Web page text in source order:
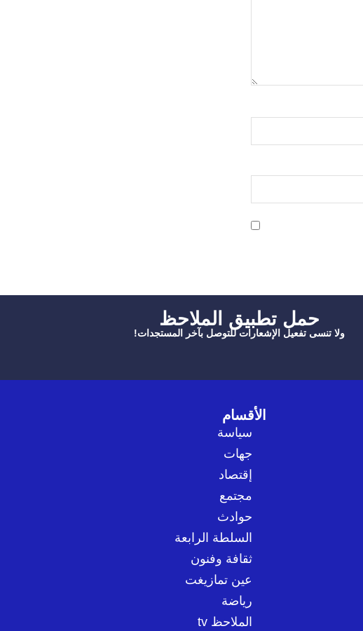
‫حمل تطبيق الملاحظ
ولا تنسى تفعيل الإشعارات للتوصل بآخر المستجدات!
الأقسام
سياسة
جهات
إقتصاد
مجتمع
حوادث
السلطة الرابعة
ثقافة وفنون
عين تمازيغت
رياضة
الملاحظ tv